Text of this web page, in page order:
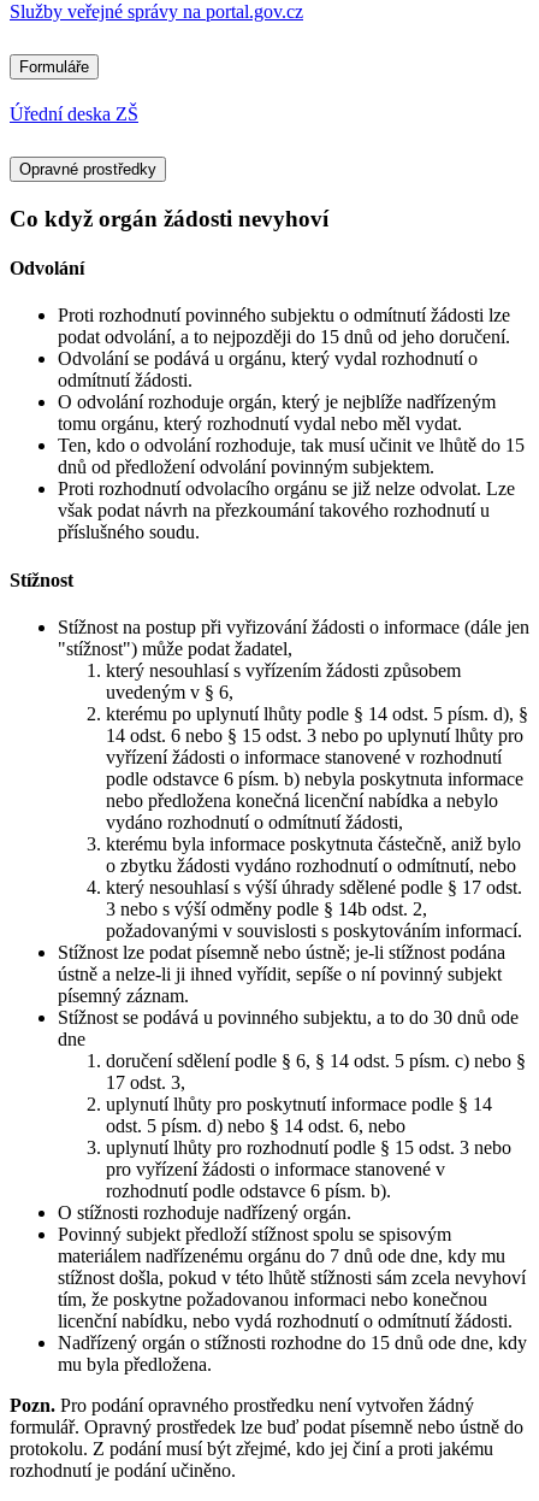
Služby veřejné správy na portal.gov.cz
Formuláře
Úřední deska ZŠ
Opravné prostředky
Co když orgán žádosti nevyhoví
Odvolání
Proti rozhodnutí povinného subjektu o odmítnutí žádosti lze
podat odvolání, a to nejpozději do 15 dnů od jeho doručení.
Odvolání se podává u orgánu, který vydal rozhodnutí o
odmítnutí žádosti.
O odvolání rozhoduje orgán, který je nejblíže nadřízeným
tomu orgánu, který rozhodnutí vydal nebo měl vydat.
Ten, kdo o odvolání rozhoduje, tak musí učinit ve lhůtě do 15
dnů od předložení odvolání povinným subjektem.
Proti rozhodnutí odvolacího orgánu se již nelze odvolat. Lze
však podat návrh na přezkoumání takového rozhodnutí u
příslušného soudu.
Stížnost
Stížnost na postup při vyřizování žádosti o informace (dále jen
"stížnost") může podat žadatel,
který nesouhlasí s vyřízením žádosti způsobem
uvedeným v § 6,
kterému po uplynutí lhůty podle § 14 odst. 5 písm. d), §
14 odst. 6 nebo § 15 odst. 3 nebo po uplynutí lhůty pro
vyřízení žádosti o informace stanovené v rozhodnutí
podle odstavce 6 písm. b) nebyla poskytnuta informace
nebo předložena konečná licenční nabídka a nebylo
vydáno rozhodnutí o odmítnutí žádosti,
kterému byla informace poskytnuta částečně, aniž bylo
o zbytku žádosti vydáno rozhodnutí o odmítnutí, nebo
který nesouhlasí s výší úhrady sdělené podle § 17 odst.
3 nebo s výší odměny podle § 14b odst. 2,
požadovanými v souvislosti s poskytováním informací.
Stížnost lze podat písemně nebo ústně; je-li stížnost podána
ústně a nelze-li ji ihned vyřídit, sepíše o ní povinný subjekt
písemný záznam.
Stížnost se podává u povinného subjektu, a to do 30 dnů ode
dne
doručení sdělení podle § 6, § 14 odst. 5 písm. c) nebo §
17 odst. 3,
uplynutí lhůty pro poskytnutí informace podle § 14
odst. 5 písm. d) nebo § 14 odst. 6, nebo
uplynutí lhůty pro rozhodnutí podle § 15 odst. 3 nebo
pro vyřízení žádosti o informace stanovené v
rozhodnutí podle odstavce 6 písm. b).
O stížnosti rozhoduje nadřízený orgán.
Povinný subjekt předloží stížnost spolu se spisovým
materiálem nadřízenému orgánu do 7 dnů ode dne, kdy mu
stížnost došla, pokud v této lhůtě stížnosti sám zcela nevyhoví
tím, že poskytne požadovanou informaci nebo konečnou
licenční nabídku, nebo vydá rozhodnutí o odmítnutí žádosti.
Nadřízený orgán o stížnosti rozhodne do 15 dnů ode dne, kdy
mu byla předložena.
Pozn. Pro podání opravného prostředku není vytvořen žádný
formulář. Opravný prostředek lze buď podat písemně nebo ústně do
protokolu. Z podání musí být zřejmé, kdo jej činí a proti jakému
rozhodnutí je podání učiněno.